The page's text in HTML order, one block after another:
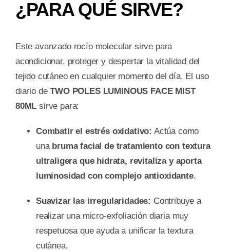
¿PARA QUÉ SIRVE?
Este avanzado rocío molecular sirve para
acondicionar, proteger y despertar la vitalidad del
tejido cutáneo en cualquier momento del día. El uso
diario deTWO POLES LUMINOUS FACE MIST
80ML sirve para:
Combatir el estrés oxidativo: Actúa como
una bruma facial de tratamiento con textura
ultraligera que hidrata, revitaliza y aporta
luminosidad con complejo antioxidante.
Suavizar las irregularidades: Contribuye a
realizar una micro-exfoliación diaria muy
respetuosa que ayuda a unificar la textura
cutánea.